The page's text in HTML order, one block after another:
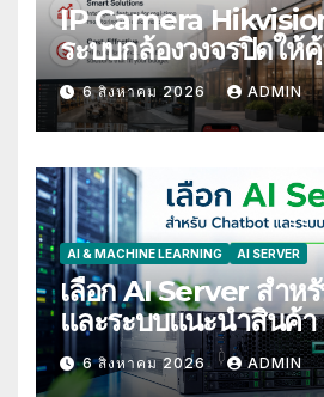
IP Camera
ระบบกล้องวงจรปิดให้
6 สิงหาคม 2026 ADMIN
AI & MACHINE LEARNING AI SERVER
เลือก AI Server สำห
และระบบแนะนำสินค้า
6 สิงหาคม 2026 ADMIN